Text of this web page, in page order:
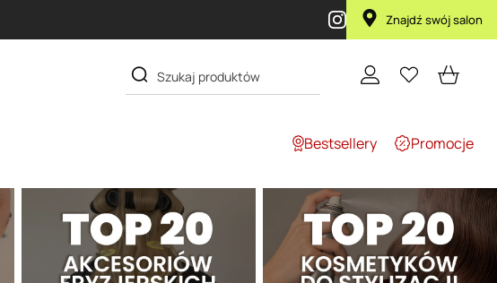
Znajdź swój salon
Bestsellery Promocje